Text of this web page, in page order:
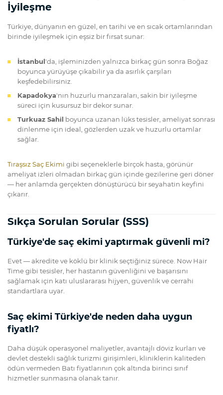
İyileşme
Türkiye, dünyanın en güzel, en tarihi ve en sıcak ortamlarından
birinde iyileşmek için eşsiz bir fırsat sunar:
İstanbul'da, işleminizden yalnızca birkaç gün sonra Boğaz
boyunca yürüyüşe çıkabilir ya da asırlık çarşıları
keşfedebilirsiniz.
Kapadokya'nın huzurlu manzaraları, sakin bir iyileşme
süreci için kusursuz bir dekor sunar.
Turkuaz Sahil boyunca uzanan lüks tesisler, ameliyat sonrası
dinlenme için ideal, gözlerden uzak ve huzurlu ortamlar
sağlar.
Tıraşsız Saç Ekimi gibi seçeneklerle birçok hasta, görünür
ameliyat izleri olmadan birkaç gün içinde gezilerine geri döner
— her anlamda gerçekten dönüştürücü bir seyahatin keyfini
çıkarır.
Sıkça Sorulan Sorular (SSS)
Türkiye'de saç ekimi yaptırmak güvenli mi?
Evet — akredite ve köklü bir klinik seçtiğiniz sürece. Now Hair
Time gibi tesisler, her hastanın güvenliğini ve başarısını
sağlamak için katı uluslararası hijyen, güvenlik ve cerrahi
standartlara uyar.
Saç ekimi Türkiye'de neden daha uygun
fiyatlı?
Daha düşük operasyonel maliyetler, avantajlı döviz kurları ve
devlet destekli sağlık turizmi girişimleri, kliniklerin kaliteden
ödün vermeden Batı fiyatlarının çok altında birinci sınıf
hizmetler sunmasına olanak tanır.